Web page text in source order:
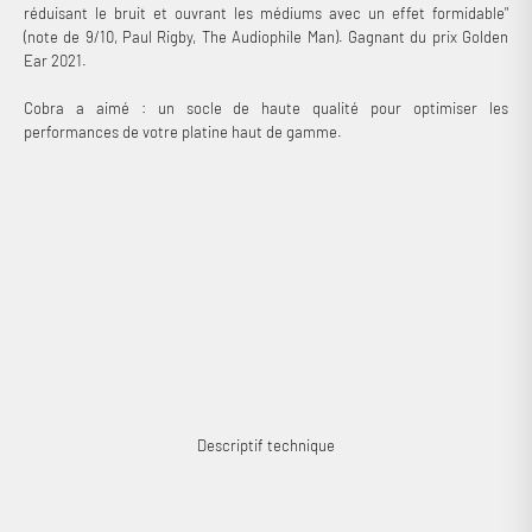
réduisant le bruit et ouvrant les médiums avec un effet formidable"
(note de 9/10, Paul Rigby, The Audiophile Man). Gagnant du prix Golden
Ear 2021.
Cobra a aimé : un socle de haute qualité pour optimiser les
performances de votre platine haut de gamme.
Descriptif technique